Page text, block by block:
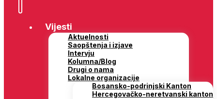
Vijesti
Aktuelnosti
Saopštenja i izjave
Intervju
Kolumna/Blog
Drugi o nama
Lokalne organizacije
Bosansko-podrinjski Kanton
Hercegovačko-neretvanski kanton